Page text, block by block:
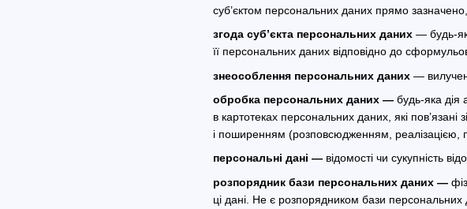
суб’єктом персональних даних прямо
згода суб’єкта персональних даних — будь-
її персональних даних відповідно до
знеособлення персональних даних —
обробка персональних даних — будь-яка дія
в картотеках персональних даних, які
і поширенням (розповсюдженням,
персональні дані — відомості чи сукупність
розпорядник бази персональних даних —
ці дані. Не є розпорядником бази